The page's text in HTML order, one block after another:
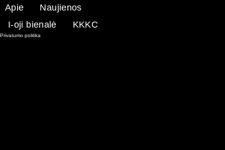
Apie
Naujienos
I-oji bienalė
KKKC
Privatumo politika